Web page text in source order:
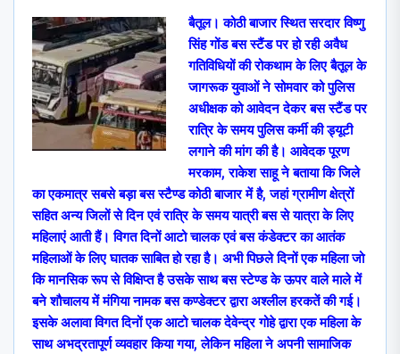
बैतूल। कोठी बाजार स्थित सरदार विष्णु
सिंह गोंड बस स्टैंड पर हो रही अवैध
गतिविधियों की रोकथाम के लिए बैतूल के
जागरूक युवाओं ने सोमवार को पुलिस
अधीक्षक को आवेदन देकर बस स्टैंड पर
रात्रि के समय पुलिस कर्मी की ड्यूटी
लगाने की मांग की है। आवेदक पूरण
मरकाम, राकेश साहू ने बताया कि जिले
का एकमात्र सबसे बड़ा बस स्टैण्ड कोठी बाजार में है, जहां ग्रामीण क्षेत्रों
सहित अन्य जिलों से दिन एवं रात्रि के समय यात्री बस से यात्रा के लिए
महिलाएं आती हैं। विगत दिनों आटो चालक एवं बस कंडेक्टर का आतंक
महिलाओं के लिए घातक साबित हो रहा है। अभी पिछले दिनों एक महिला जो
कि मानसिक रूप से विक्षिप्त है उसके साथ बस स्टेण्ड के ऊपर वाले माले में
बने शौचालय में मंगिया नामक बस कण्डेक्टर द्वारा अश्लील हरकतें की गई।
इसके अलावा विगत दिनों एक आटो चालक देवेन्द्र गोहे द्वारा एक महिला के
साथ अभद्रतापूर्ण व्यवहार किया गया, लेकिन महिला ने अपनी सामाजिक